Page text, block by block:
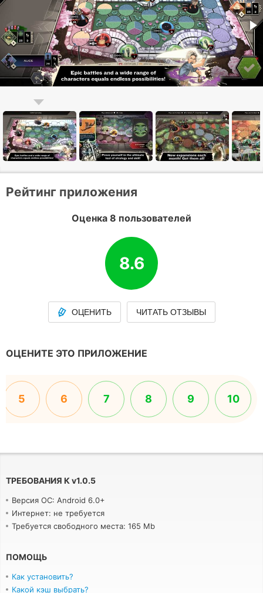
Рейтинг приложения
Оценка 8 пользователей
8.6
ОЦЕНИТЬ ЧИТАТЬ ОТЗЫВЫ
ОЦЕНИТЕ ЭТО ПРИЛОЖЕНИЕ
5 6 7 8 9 10
ТРЕБОВАНИЯ К v1.0.5
Версия ОС: Android 6.0+
Интернет: не требуется
Требуется свободного места: 165 Mb
ПОМОЩЬ
Как установить?
Какой кэш выбрать?